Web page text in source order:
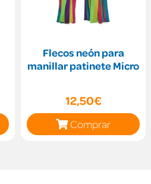
Flecos neón para
manillar patinete Micro
12,50€
Comprar